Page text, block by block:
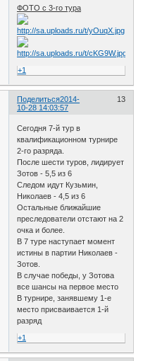
ФОТО с 3-го тура
+1
Поделиться 13
2014-
10-28 14:03:57
Сегодня 7-й тур в
квалификационном турнире
2-го разряда.
После шести туров, лидирует
Зотов - 5,5 из 6
Следом идут Кузьмин,
Николаев - 4,5 из 6
Остальные ближайшие
преследователи отстают на 2
очка и более.
В 7 туре наступает момент
истины в партии Николаев -
Зотов.
В случае победы, у Зотова
все шансы на первое место
В турнире, занявшему 1-е
место присваивается 1-й
разряд
+1